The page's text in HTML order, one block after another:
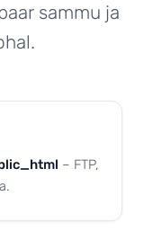
sammu ja
– FTP,